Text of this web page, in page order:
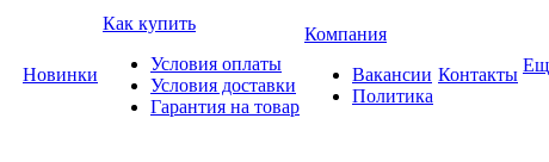
Новинки
Как купить
Условия оплаты
Условия доставки
Гарантия на товар
Компания
Вакансии
Политика
Контакты